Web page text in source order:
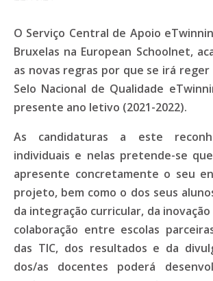
O Serviço Central de Apoio
Bruxelas na European Schoolnet,
as novas regras por que se irá
Selo Nacional de Qualidade
presente ano letivo (2021-2022).
As candidaturas a este
individuais e nelas pretende-se
apresente concretamente o seu
projeto, bem como o dos seus
da integração curricular, da inovação
colaboração entre escolas
das TIC, dos resultados e da
dos/as docentes poderá